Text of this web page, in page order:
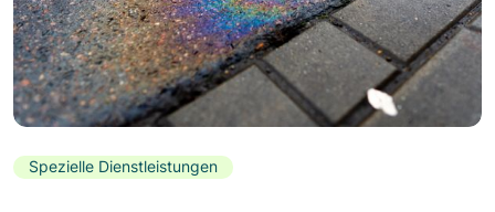
Spezielle Dienstleistungen